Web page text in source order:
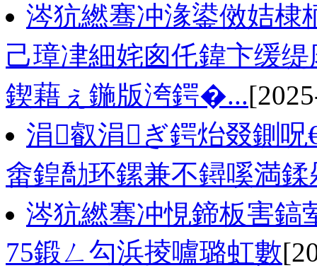
涔犺繎骞冲湪鍙傚姞棣
己璋冿細姹囪仛鍏卞缓
鍥藉ぇ鍦版洿鍔�...
涓叡涓ぎ鍔炲叕鍘
畬鍠勪环鏍兼不鐞嗘満
涔犺繎骞冲悓鍗板害鎬
75鍛ㄥ勾浜掕嚧璐虹數